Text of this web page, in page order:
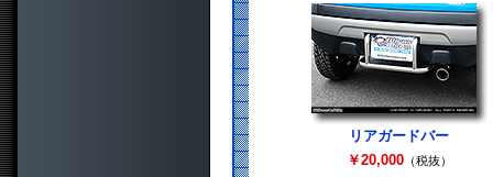
リアガードバー
￥20,000（税抜）